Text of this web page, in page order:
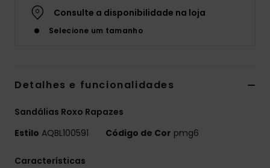
Consulte a disponibilidade na loja
Selecione um tamanho
Detalhes e funcionalidades
Sandálias Roxo Rapazes
Estilo AQBL100591 Código de Cor pmg6
Características